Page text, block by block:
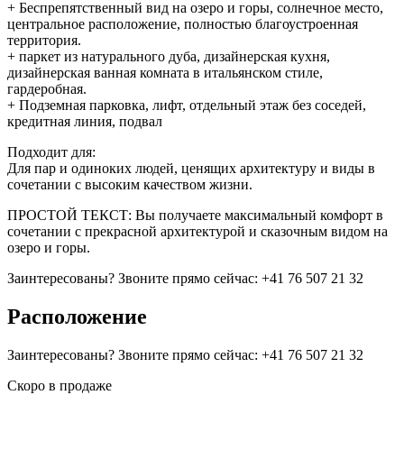
+ Беспрепятственный вид на озеро и горы, солнечное место,
центральное расположение, полностью благоустроенная
территория.
+ паркет из натурального дуба, дизайнерская кухня,
дизайнерская ванная комната в итальянском стиле,
гардеробная.
+ Подземная парковка, лифт, отдельный этаж без соседей,
кредитная линия, подвал
Подходит для:
Для пар и одиноких людей, ценящих архитектуру и виды в
сочетании с высоким качеством жизни.
ПРОСТОЙ ТЕКСТ: Вы получаете максимальный комфорт в
сочетании с прекрасной архитектурой и сказочным видом на
озеро и горы.
Заинтересованы? Звоните прямо сейчас: +41 76 507 21 32
Расположение
Заинтересованы? Звоните прямо сейчас: +41 76 507 21 32
Скоро в продаже